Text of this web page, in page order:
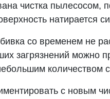
чистка пылесосом,
натирается
со временем не
загрязнений можно
количеством
с новым